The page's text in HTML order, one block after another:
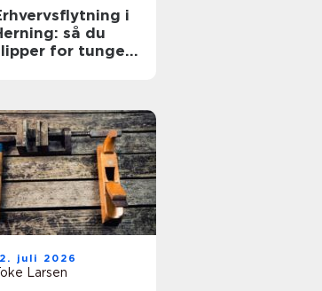
i
så du
for tunge
juli 2026
Larsen